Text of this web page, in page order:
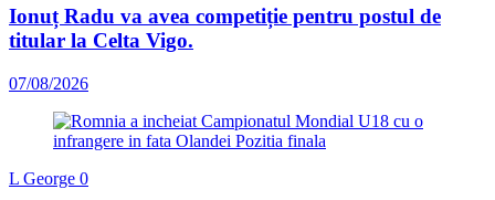
Ionuț Radu va avea competiție pentru postul de
titular la Celta Vigo.
07/08/2026
L George 0